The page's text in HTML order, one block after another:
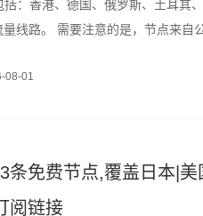
：香港、德国、俄罗斯、土耳其
线路。 需要注意的是，节点来自
以下
08-01
条免费节点,覆盖日本|
阅链接